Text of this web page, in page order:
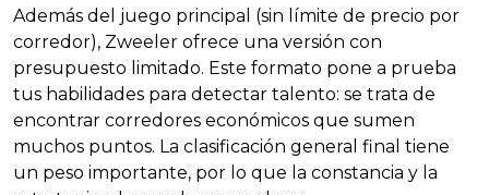
Además del juego principal (sin límite de precio por
corredor), Zweeler ofrece una versión con
presupuesto limitado. Este formato pone a prueba
tus habilidades para detectar talento: se trata de
encontrar corredores económicos que sumen
muchos puntos. La clasificación general final tiene
un peso importante, por lo que la constancia y la